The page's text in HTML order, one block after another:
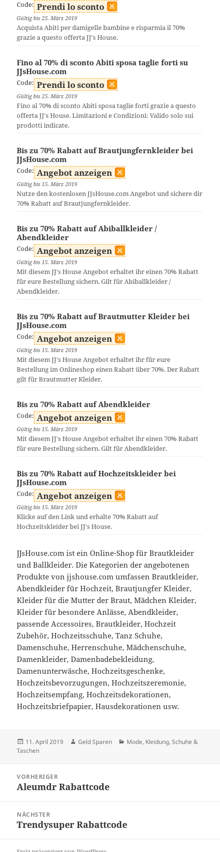
Code: Prendi lo sconto
Gültig bis 25. März 2019
Acquista Abiti per damigelle bambine e risparmia il 70%
grazie a questo offerta JJ's House.
Fino al 70% di sconto Abiti sposa taglie forti su
JJsHouse.com
Code: Prendi lo sconto
Gültig bis 25. März 2019
Fino al 70% di sconto Abiti sposa taglie forti grazie a questo
offerta JJ's House. Limitazioni e Condizioni: Valido solo sui
prodotti indicate.
Bis zu 70% Rabatt auf Brautjungfernkleider bei
JJsHouse.com
Code: Angebot anzeigen
Gültig bis 15. März 2019
Nutze den kostenlosen JJsHouse.com Angebot und sichere dir
70% Rabatt auf Brautjungfernkleider.
Bis zu 70% Rabatt auf Abiballkleider /
Abendkleider
Code: Angebot anzeigen
Gültig bis 15. März 2019
Mit diesem JJ's House Angebot erhaltet ihr einen 70% Rabatt
für eure Bestellung sichern. Gilt für Abiballkleider /
Abendkleider.
Bis zu 70% Rabatt auf Brautmutter Kleider bei
JJsHouse.com
Code: Angebot anzeigen
Gültig bis 15. März 2019
Mit diesem JJ's House Angebot erhaltet ihr für eure
Bestellung im Onlineshop einen Rabatt über 70%. Der Rabatt
gilt für Brautmutter Kleider.
Bis zu 70% Rabatt auf Abendkleider
Code: Angebot anzeigen
Gültig bis 15. März 2019
Mit diesem JJ's House Angebot erhaltet ihr einen 70% Rabatt
für eure Bestellung sichern. Gilt für Abendkleider.
Bis zu 70% Rabatt auf Hochzeitskleider bei
JJsHouse.com
Code: Angebot anzeigen
Gültig bis 15. März 2019
Klicke auf den Link und erhalte 70% Rabatt auf
Hochzeitskleider bei JJ's House.
JJsHouse.com ist ein Online-Shop für Brautkleider
und Ballkleider. Die Kategorien der angebotenen
Produkte von jjshouse.com umfassen Brautkleider,
Abendkleider für Hochzeit, Brautjungfer Kleider,
Kleider für die Mutter der Braut, Mädchen Kleider,
Kleider für besondere Anlässe, Abendkleider,
passende Accessoires, Brautkleider, Hochzeit
Zubehör, Hochzeitsschuhe, Tanz Schuhe,
Damenschuhe, Herrenschuhe, Mädchenschuhe,
Damenkleider, Damenbadebekleidung,
Damenunterwäsche, Hochzeitsgeschenke,
Hochzeitsbevorzugungen, Hochzeitszeremonie,
Hochzeitsempfang, Hochzeitsdekorationen,
Hochzeitsbriefpapier, Hausdekorationen usw.
Veröffentlicht
am
11. April 2019 Autor
Geld Sparen Kategorien
Mode, Kleidung, Schuhe &
Taschen
VORHERIGER
Vorheriger
Aleumdr Rabattcode
NÄCHSTER
Nächster
Trendysuper Rabattcode